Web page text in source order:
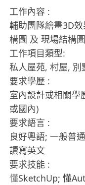
工作內容 :
輔助團隊繪畫3D
構圖 及 現場結構
工作項目類型:
私人屋苑, 村屋, 別
要求學歷 :
室內設計或相關學
或國內)
要求語言 :
良好粵語; 一般普
讀寫英文
要求技能 :
懂SketchUp; 懂